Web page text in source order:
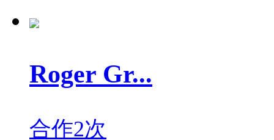
Roger Gr...
合作2次